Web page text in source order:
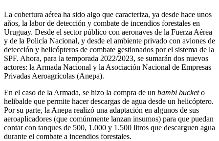
La cobertura aérea ha sido algo que caracteriza, ya desde hace unos
años, la labor de detección y combate de incendios forestales en
Uruguay. Desde el sector público con aeronaves de la Fuerza Aérea
y de la Policía Nacional, y desde el ambiente privado con aviones de
detección y helicópteros de combate gestionados por el sistema de la
SPF. Ahora, para la temporada 2022/2023, se sumarán dos nuevos
actores: la Armada Nacional y la Asociación Nacional de Empresas
Privadas Aeroagrícolas (Anepa).
En el caso de la Armada, se hizo la compra de un bambi bucketo
helibalde que permite hacer descargas de agua desde un helicóptero.
Por su parte, la Anepa realizó una adaptación en algunos de sus
aeroaplicadores (que comúnmente lanzan insumos) para que puedan
contar con tanques de 500, 1.000 y 1.500 litros que descarguen agua
durante el combate a incendios forestales.